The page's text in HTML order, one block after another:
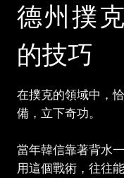
德州撲
的技巧
在撲克的領域中，
備，立下奇功。
當年韓信靠著背水
用這個戰術，往往